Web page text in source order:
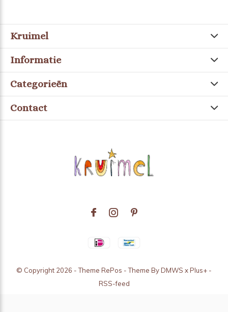
Kruimel
Informatie
Categorieën
Contact
© Copyright 2026 - Theme RePos - Theme ByDMWS xPlus+ -
RSS-feed